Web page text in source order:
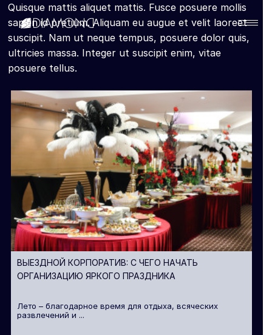
Quisque mattis aliquet mattis. Fusce posuere mollis
sapien id pretium. Aliquam eu augue et velit laoreet
suscipit. Nam ut neque tempus, posuere dolor quis,
ultricies massa. Integer ut suscipit enim, vitae
posuere tellus.
ВЫЕЗДНОЙ КОРПОРАТИВ: С ЧЕГО НАЧАТЬ
ОРГАНИЗАЦИЮ ЯРКОГО ПРАЗДНИКА
Лето – благодарное время для отдыха, всяческих
развлечений и ...
Українська
English
Русский